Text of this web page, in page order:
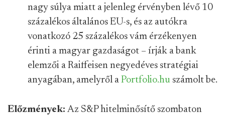
nagy súlya miatt a jelenleg érvényben lévő 10
százalékos általános EU-s, és az autókra
vonatkozó 25 százalékos vám érzékenyen
érinti a magyar gazdaságot – írják a bank
elemzői a Raiffeisen negyedéves stratégiai
anyagában, amelyről a Portfolio.hu számolt be.
Előzmények: ​ Az S&P hitelminősítő szombaton